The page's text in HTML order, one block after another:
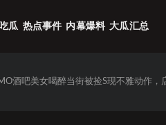
瓜 热点事件 内幕爆料 大瓜汇总
酒吧美女喝醉当街被捡S现不雅动作，